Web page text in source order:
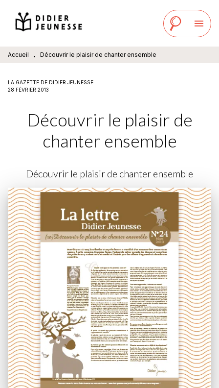
MENU RECHERCHE
PIED DE PAGE
menu
Accueil • Découvrir le plaisir de chanter ensemble
LA GAZETTE DE DIDIER JEUNESSE
28 FÉVRIER 2013
Découvrir le plaisir de
chanter ensemble
Découvrir le plaisir de chanter ensemble